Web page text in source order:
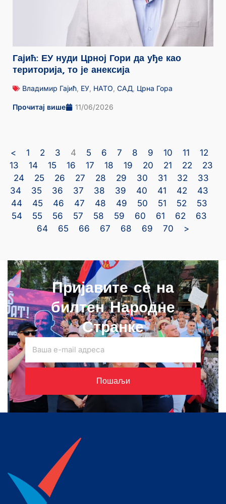
Гајић: ЕУ нуди Црној Гори да уђе као
територија, то је анексија
Владимир Гајић ЕУ НАТО САД Црна Гора
Прочитај више 11/06/2026
< 1 2 3 4 5 6 7 8 9 10 11
12
13
14 15 16 17 18 19 20 21 22
23
24
25 26 27 28 29 30 31 32
33
34
35 36 37 38 39 40 41 42
43
44
45 46 47 48 49 50 51 52
53
54
55 56 57 58 59 60 61 62
63
64
65 66 67 68 69 70 >
Пријавите се на
билтен Народне
Странке
Пошаљи